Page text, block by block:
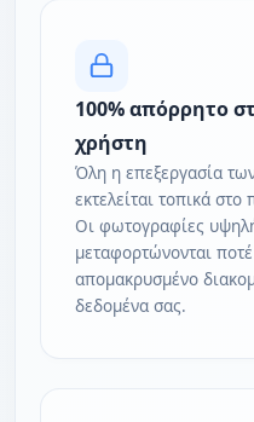
100% απόρρητο
χρήστη
Όλη η επεξεργασία
εκτελείται τοπικά
Οι φωτογραφίες
μεταφορτώνονται
απομακρυσμένο
δεδομένα σας.